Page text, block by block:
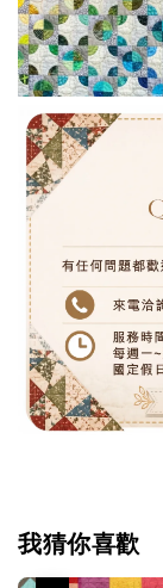
我猜你喜歡